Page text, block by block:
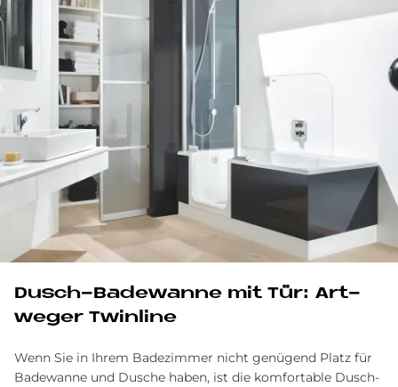
Dusch-Ba­de­wan­ne mit Tür: Art­
we­ger Twin­li­ne
Wenn Sie in Ihrem Badezimmer nicht genügend Platz für
Badewanne und Dusche haben, ist die komfortable Dusch-